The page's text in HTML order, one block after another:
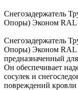
Снегозадержатель
Опоры) Эконом RAL
Снегозадержатель
Опоры) Эконом RAL
предназначенный
Он обеспечивает
сосулек и
повреждений